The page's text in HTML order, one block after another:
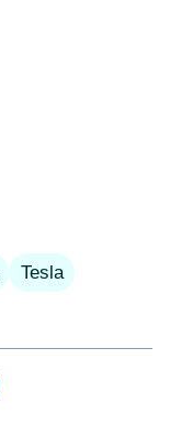
Tesla